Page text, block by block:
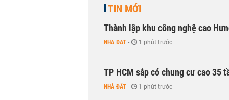
TIN MỚI
Thành lập khu công nghệ cao
NHÀ ĐẤT - 1 phút trước
TP HCM sắp có chung cư cao 35
NHÀ ĐẤT - 1 phút trước